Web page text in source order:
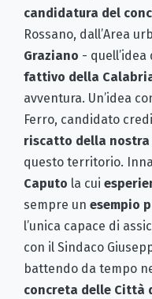
candidatura del
Rossano, dall’Area
Graziano - quell’idea
fattivo della
avventura. Un’idea
Ferro, candidato
riscatto della nostra
questo territorio.
Caputo la cui
sempre un esempio
l’unica capace di
con il Sindaco
battendo da tempo
concreta delle Città